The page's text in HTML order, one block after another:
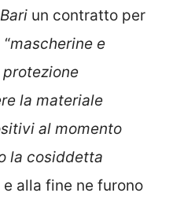
un contratto per
mascherine e
la materiale
al momento
la cosiddetta
e alla fine ne furono